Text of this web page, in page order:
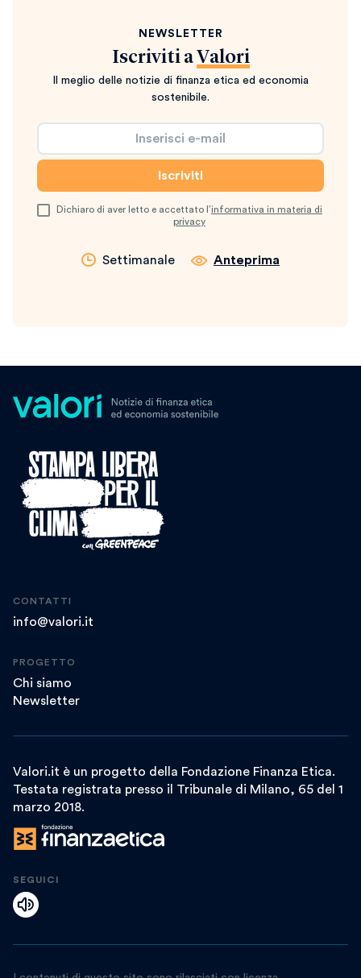
NEWSLETTER
Iscriviti a Valori
Il meglio delle notizie di finanza etica ed economia
sostenibile.
Dichiaro di aver letto e accettato l’informativa in materia di
privacy
Settimanale Anteprima
CONTATTI
info@valori.it
PROGETTO
Chi siamo
Newsletter
Valori.it è un progetto della Fondazione Finanza Etica.
Testata registrata presso il Tribunale di Milano, 65 del 1
marzo 2018.
SEGUICI